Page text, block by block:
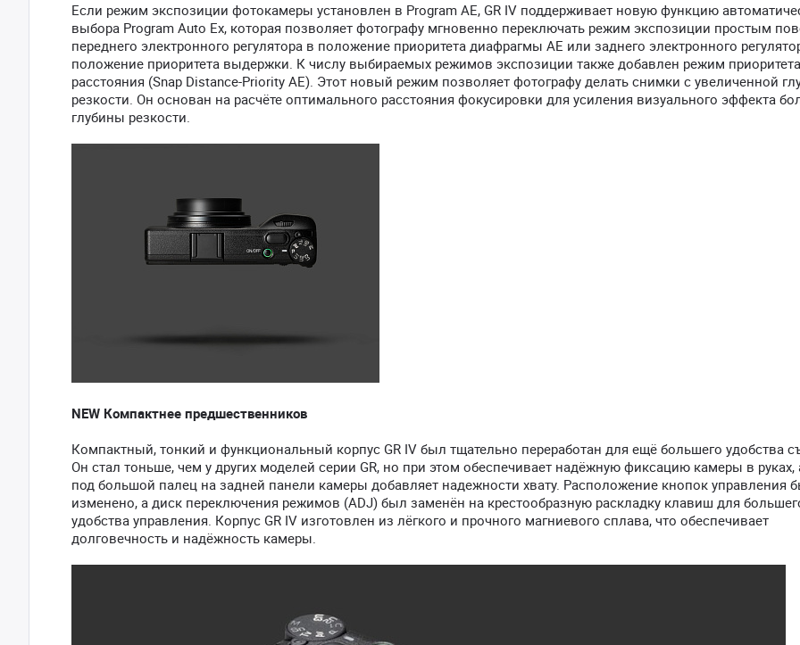
Если режим экспозиции фотокамеры установлен в Program AE, GR IV поддерживает новую функцию
выбора Program Auto Ex, которая позволяет фотографу мгновенно переключать режим экспозиции простым
переднего электронного регулятора в положение приоритета диафрагмы AE или заднего электронного
положение приоритета выдержки. К числу выбираемых режимов экспозиции также добавлен режим приоритета
расстояния (Snap Distance-Priority AE). Этот новый режим позволяет фотографу делать снимки с увеличенной
резкости. Он основан на расчёте оптимального расстояния фокусировки для усиления визуального эффекта
глубины резкости.
NEW Компактнее предшественников
Компактный, тонкий и функциональный корпус GR IV был тщательно переработан для ещё большего удобства
Он стал тоньше, чем у других моделей серии GR, но при этом обеспечивает надёжную фиксацию камеры в руках,
под большой палец на задней панели камеры добавляет надежности хвату. Расположение кнопок управления
изменено, а диск переключения режимов (ADJ) был заменён на крестообразную раскладку клавиш для
удобства управления. Корпус GR IV изготовлен из лёгкого и прочного магниевого сплава, что обеспечивает
долговечность и надёжность камеры.